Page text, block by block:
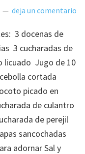
deja un comentario
3 docenas de
3 cucharadas de
licuado Jugo de 10
cortada
picado en
de culantro
de perejil
sancochadas
adornar Sal y